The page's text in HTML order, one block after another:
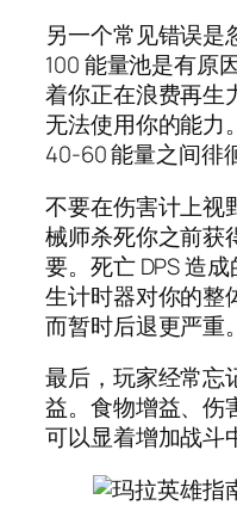
另一个常见错误是
100 能量池是有原
着你正在浪费再生
无法使用你的能力
40-60 能量之间徘
不要在伤害计上视
械师杀死你之前获
要。死亡 DPS 造
生计时器对你的整
而暂时后退更严重。
最后，玩家经常忘
益。食物增益、伤
可以显着增加战斗